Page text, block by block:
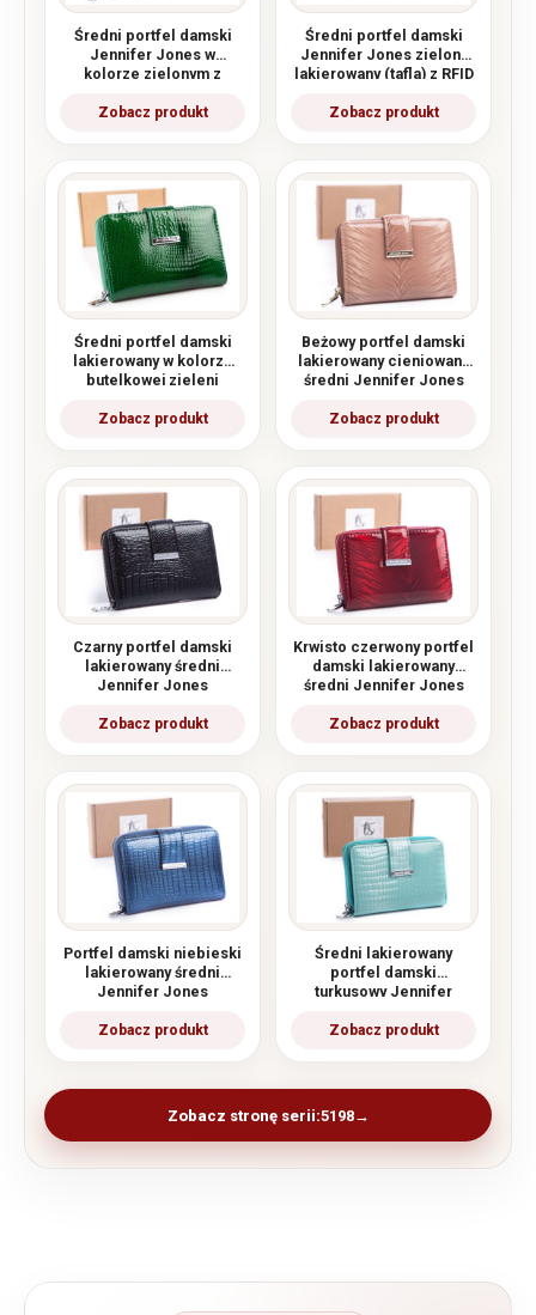
Średni portfel damski
Jennifer Jones w
kolorze zielonym z
Średni portfel damski
Jennifer Jones zielony
lakierowany (tafla) z RFID
Średni portfel damski
lakierowany w kolorze
butelkowej zieleni
Beżowy portfel damski
lakierowany cieniowany
średni Jennifer Jones
Czarny portfel damski
lakierowany średni
Jennifer Jones
Krwisto czerwony portfel
damski lakierowany
średni Jennifer Jones
Portfel damski niebieski
lakierowany średni
Jennifer Jones
Średni lakierowany
portfel damski
turkusowy Jennifer
Zobacz stronę serii:5198